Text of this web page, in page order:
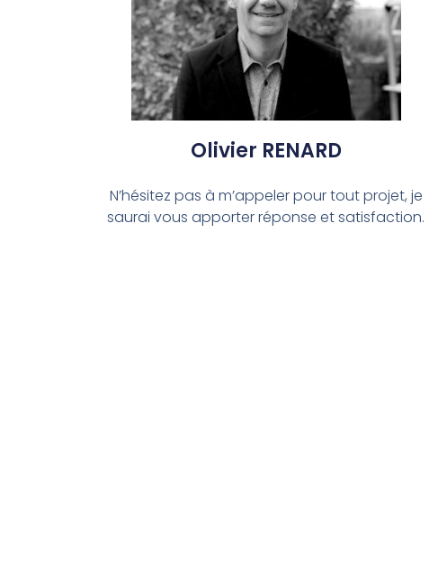
Olivier RENARD
N’hésitez pas à m’appeler pour tout projet, je
saurai vous apporter réponse et satisfaction.